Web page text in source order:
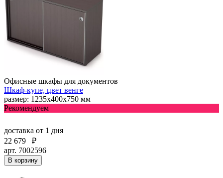
Офисные шкафы для документов
Шкаф-купе, цвет венге
размер: 1235х400х750 мм
Рекомендуем
доставка от 1 дня
22 679
₽
арт. 7002596
В корзину